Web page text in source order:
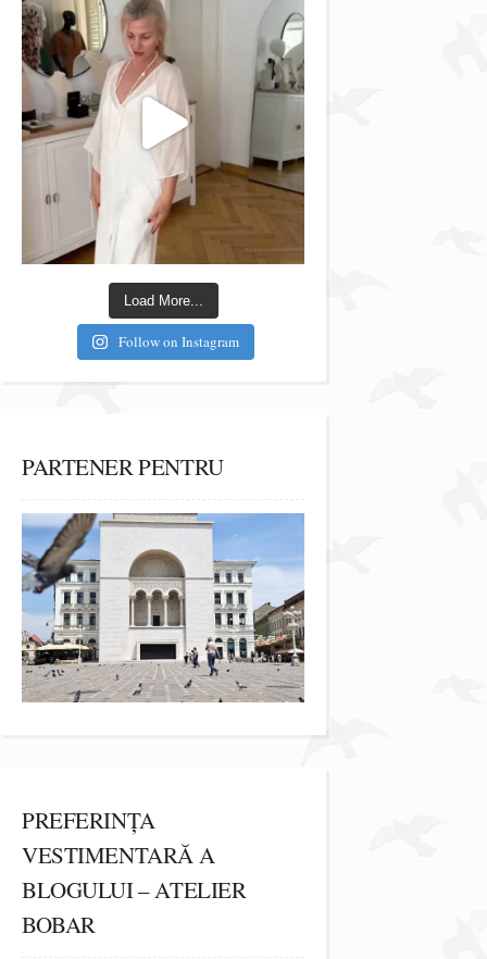
Load More...
Follow on Instagram
PARTENER PENTRU
PREFERINȚA
VESTIMENTARĂ A
BLOGULUI – ATELIER
BOBAR